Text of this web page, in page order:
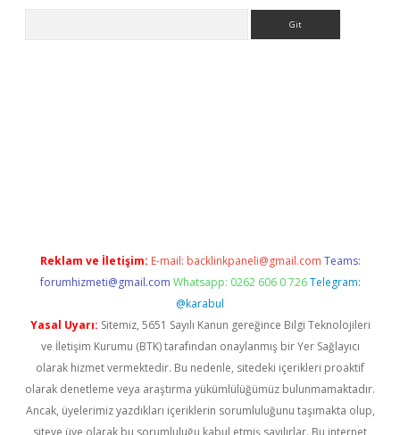
Reklam ve İletişim: E-mail: backlinkpaneli@gmail.com Teams:
forumhizmeti@gmail.com Whatsapp: 0262 606 0 726 Telegram:
@karabul
Yasal Uyarı: Sitemiz, 5651 Sayılı Kanun gereğince Bilgi Teknolojileri
ve İletişim Kurumu (BTK) tarafından onaylanmış bir Yer Sağlayıcı
olarak hizmet vermektedir. Bu nedenle, sitedeki içerikleri proaktif
olarak denetleme veya araştırma yükümlülüğümüz bulunmamaktadır.
Ancak, üyelerimiz yazdıkları içeriklerin sorumluluğunu taşımakta olup,
siteye üye olarak bu sorumluluğu kabul etmiş sayılırlar. Bu internet